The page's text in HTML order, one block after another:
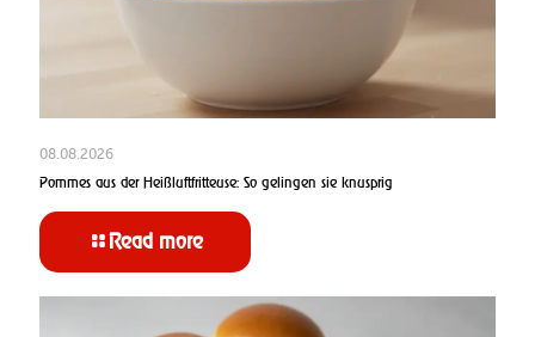
08.08.2026
Pommes aus der Heißluftfritteuse: So gelingen sie knusprig
Read more